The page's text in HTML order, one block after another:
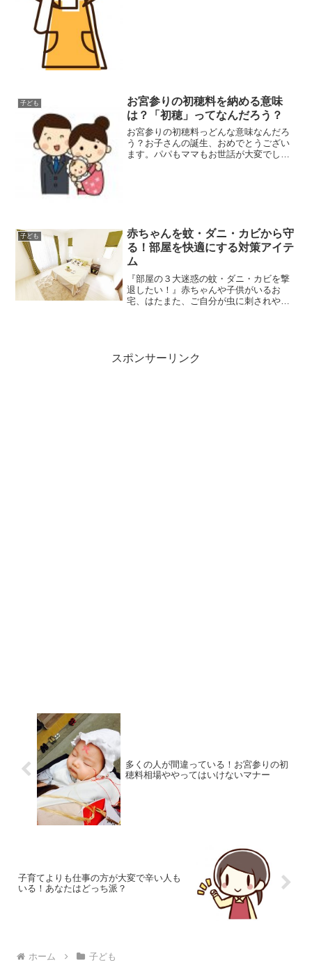
子ども
お宮参りの初穂料を納める意味
は？「初穂」ってなんだろう？
お宮参りの初穂料っどんな意味なんだろ
う？お子さんの誕生、おめでとうござい
ます。パパもママもお世話が大変でしょ
子ども
赤ちゃんを蚊・ダニ・カビから守
る！部屋を快適にする対策アイテ
ム
『部屋の３大迷惑の蚊・ダニ・カビを撃
退したい！』赤ちゃんや子供がいるお
宅、はたまた、ご自分が虫に刺されやす
スポンサーリンク
多くの人が間違っている！お宮参りの初
穂料相場ややってはいけないマナー
子育てよりも仕事の方が大変で辛い人も
いる！あなたはどっち派？
ホーム 子ども